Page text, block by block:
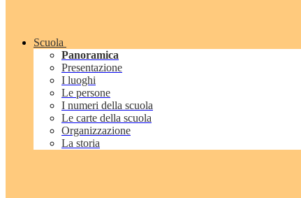
Scuola
Panoramica
Presentazione
I luoghi
Le persone
I numeri della scuola
Le carte della scuola
Organizzazione
La storia